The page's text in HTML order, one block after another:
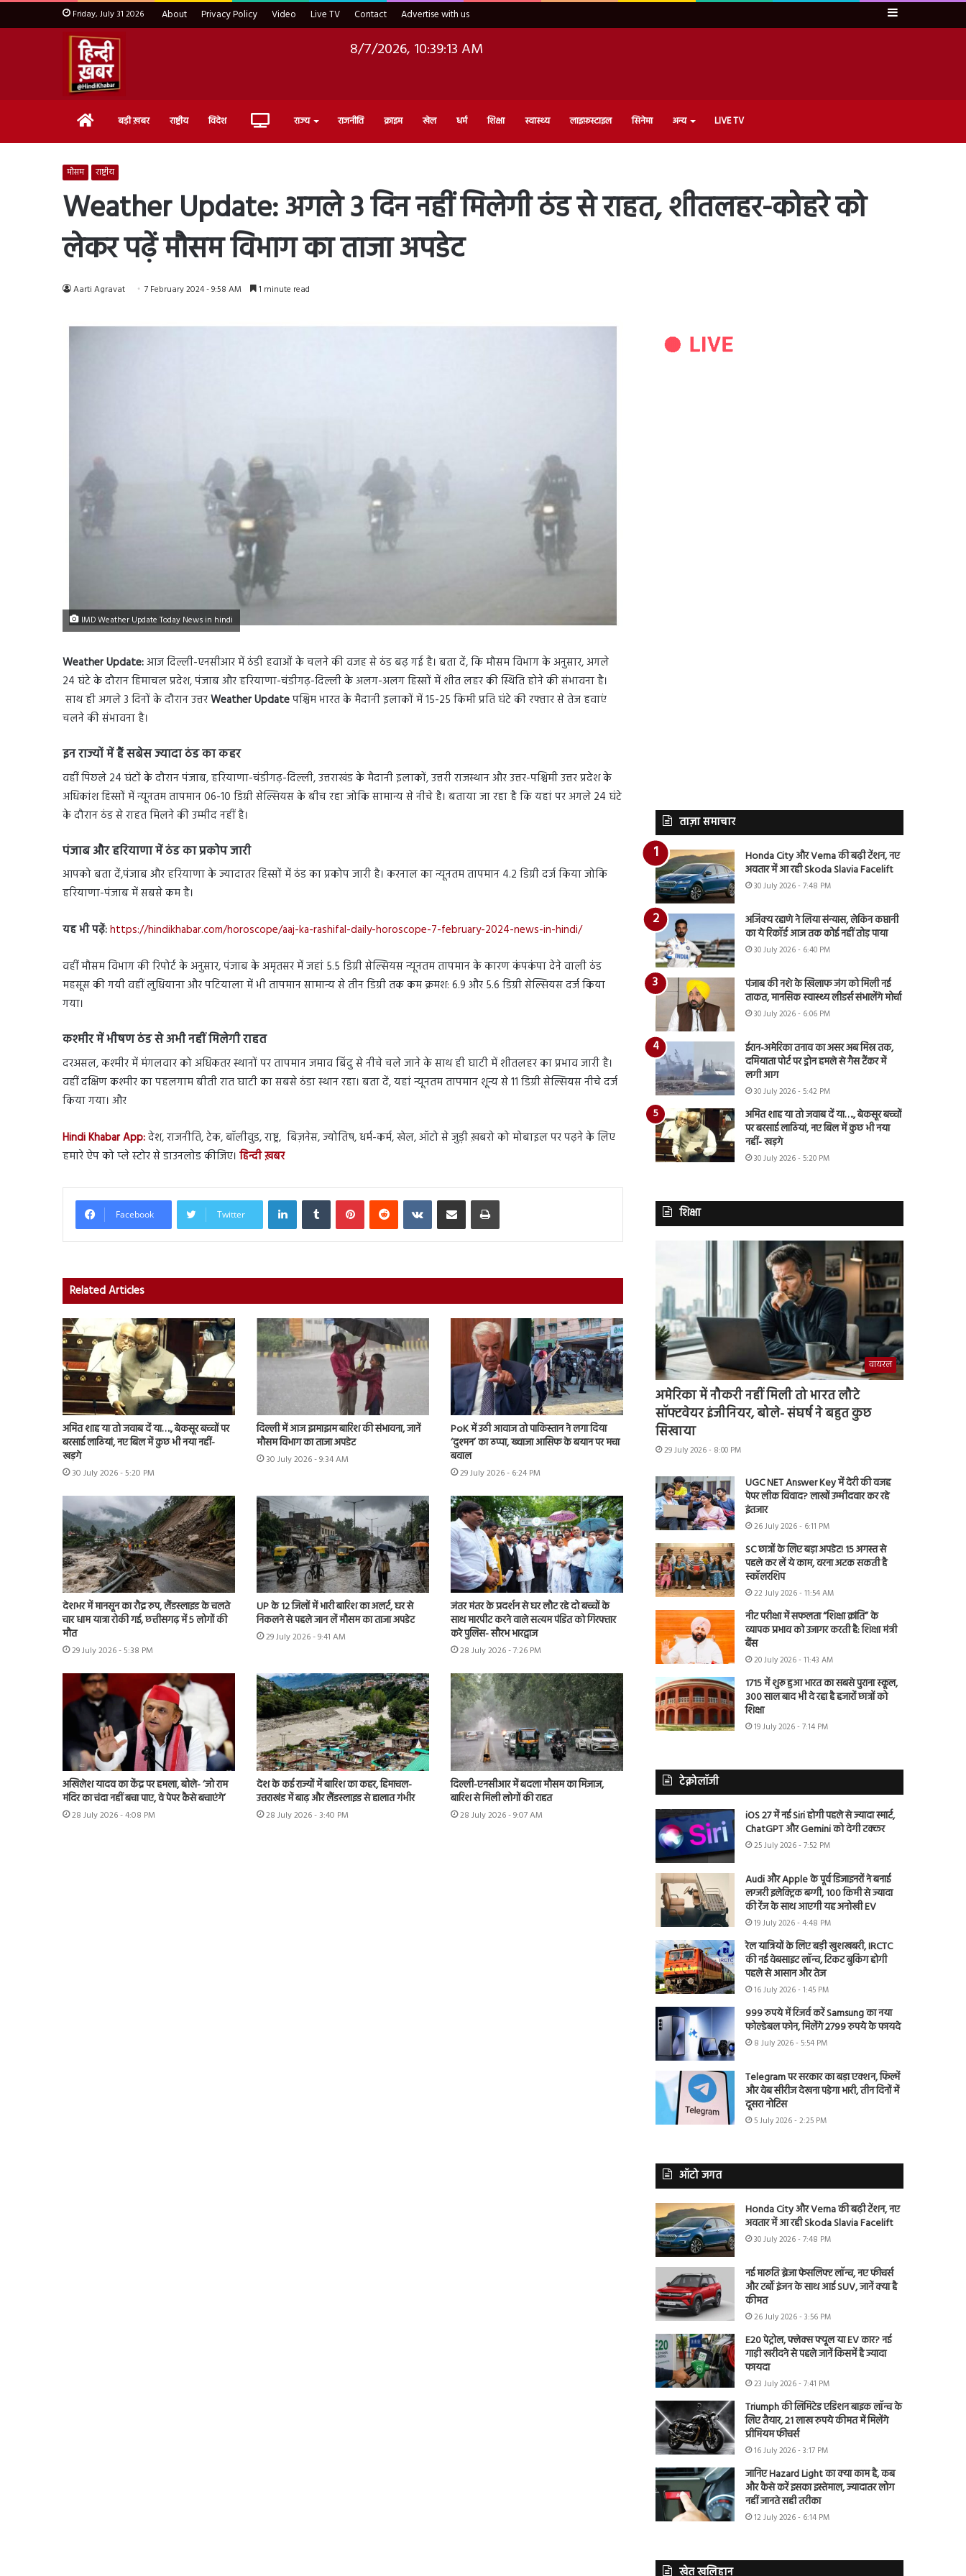
Friday, July 31 2026 About Privacy Policy Video Live TV Contact Advertise with us Sidebar
8/7/2026, 10:39:15 AM
Home बड़ी ख़बर राष्ट्रीय विदेश Live राज्य राजनीति क्राइम खेल धर्म शिक्षा स्वास्थ्य लाइफ़स्टाइल सिनेमा अन्य LIVE TV
मौसम राष्ट्रीय
Weather Update: अगले 3 दिन नहीं मिलेगी ठंड से राहत, शीतलहर-कोहरे को
लेकर पढ़ें मौसम विभाग का ताजा अपडेट
Aarti Agravat 7 February 2024 - 9:58 AM 1 minute read
IMD Weather Update Today News in hindi
Weather Update:आज दिल्ली-एनसीआर में ठंडी हवाओं के चलने की वजह से ठंड बढ़ गई है। बता दें, कि मौसम विभाग के अनुसार, अगले
24 घंटे के दौरान हिमाचल प्रदेश, पंजाब और हरियाणा-चंडीगढ़-दिल्ली के अलग-अलग हिस्सों में शीत लहर की स्थिति होने की संभावना है।
साथ ही अगले 3 दिनों के दौरान उत्तरWeather Updateपश्चिम भारत के मैदानी इलाकों में 15-25 किमी प्रति घंटे की रफ्तार से तेज हवाएं
चलने की संभावना है।
इन राज्यों में हैं सबेस ज्यादा ठंड का कहर
वहीं पिछले 24 घंटों के दौरान पंजाब, हरियाणा-चंडीगढ़-दिल्ली, उत्तराखंड के मैदानी इलाकों, उत्तरी राजस्थान और उत्तर-पश्चिमी उत्तर प्रदेश के
अधिकांश हिस्सों में न्यूनतम तापमान 06-10 डिग्री सेल्सियस के बीच रहा जोकि सामान्य से नीचे है। बताया जा रहा है कि यहां पर अगले 24 घंटे
के दौरान ठंड से राहत मिलने की उम्मीद नहीं है।
पंजाब और हरियाणा में ठंड का प्रकोप जारी
आपको बता दें,पंजाब और हरियाणा के ज्यादातर हिस्सों में ठंड का प्रकोप जारी है। करनाल का न्यूनतम तापमान 4.2 डिग्री दर्ज किया जोकि
हरियाणा-पंजाब में सबसे कम है।
यह भी पढ़ें:https://hindikhabar.com/horoscope/aaj-ka-rashifal-daily-horoscope-7-february-2024-news-in-hindi/
वहीं मौसम विभाग की रिपोर्ट के अनुसार, पंजाब के अमृतसर में जहां 5.5 डिग्री सेल्सियस न्यूनतम तापमान के कारण कंपकंपा देने वाली ठंड
महसूस की गयी वहीं लुधियाना और पटियाला में भी तापमान सामान्य से तीन डिग्री तक कम क्रमश: 6.9 और 5.6 डिग्री सेल्सियस दर्ज किया
गया।
कश्मीर में भीषण ठंड से अभी नहीं मिलेगी राहत
दरअसल, कश्मीर में मंगलवार को अधिकतर स्थानों पर तापमान जमाव बिंदु से नीचे चले जाने के साथ ही घाटी में शीतलहर का प्रभाव जारी है।
वहीं दक्षिण कश्मीर का पहलगाम बीती रात घाटी का सबसे ठंडा स्थान रहा। बता दें, यहां न्यूनतम तापमान शून्य से 11 डिग्री सेल्सियस नीचे दर्ज
किया गया। और
Hindi Khabar App:देश, राजनीति, टेक, बॉलीवुड, राष्ट्र, बिज़नेस, ज्योतिष, धर्म-कर्म, खेल, ऑटो से जुड़ी ख़बरो को मोबाइल पर पढ़ने के लिए
हमारे ऐप को प्ले स्टोर से डाउनलोड कीजिए। हिन्दी ख़बर
Facebook Twitter
LinkedInTumblr PinterestReddit VKontakteShare via Email Print
Related Articles
अमित शाह या तो जवाब दें या…., बेकसूर बच्चों पर
बरसाई लाठियां, नए बिल में कुछ भी नया नहीं-
खड़गे
30 July 2026 - 5:20 PM
दिल्ली में आज झमाझम बारिश की संभावना, जानें
मौसम विभाग का ताजा अपडेट
30 July 2026 - 9:34 AM
PoK में उठी आवाज तो पाकिस्तान ने लगा दिया
‘दुश्मन’ का ठप्पा, ख्वाजा आसिफ के बयान पर मचा
बवाल
29 July 2026 - 6:24 PM
देशभर में मानसून का रौद्र रुप, लैंडस्लाइड के चलते
चार धाम यात्रा रोकी गई, छत्तीसगढ़ में 5 लोगों की
मौत
29 July 2026 - 5:38 PM
UP के 12 जिलों में भारी बारिश का अलर्ट, घर से
निकलने से पहले जान लें मौसम का ताजा अपडेट
29 July 2026 - 9:41 AM
जंतर मंतर के प्रदर्शन से घर लौट रहे दो बच्चों के
साथ मारपीट करने वाले सत्यम पंडित को गिरफ्तार
करे पुलिस- सौरभ भारद्वाज
28 July 2026 - 7:26 PM
अखिलेश यादव का केंद्र पर हमला, बोले- ‘जो राम
मंदिर का चंदा नहीं बचा पाए, वे पेपर कैसे बचाएंगे’
28 July 2026 - 4:08 PM
देश के कई राज्यों में बारिश का कहर, हिमाचल-
उत्तराखंड में बाढ़ और लैंडस्लाइड से हालात गंभीर
28 July 2026 - 3:40 PM
दिल्ली-एनसीआर में बदला मौसम का मिजाज,
बारिश से मिली लोगों की राहत
28 July 2026 - 9:07 AM
ताज़ा समाचार
Honda City और Verna की बढ़ी टेंशन, नए
अवतार में आ रही Skoda Slavia Facelift
30 July 2026 - 7:48 PM
अजिंक्य रहाणे ने लिया संन्यास, लेकिन कप्तानी
का ये रिकॉर्ड आज तक कोई नहीं तोड़ पाया
30 July 2026 - 6:40 PM
पंजाब की नशे के खिलाफ जंग को मिली नई
ताकत, मानसिक स्वास्थ्य लीडर्स संभालेंगे मोर्चा
30 July 2026 - 6:06 PM
ईरान-अमेरिका तनाव का असर अब मिस्र तक,
दमियाता पोर्ट पर ड्रोन हमले से गैस टैंकर में
लगी आग
30 July 2026 - 5:42 PM
अमित शाह या तो जवाब दें या…., बेकसूर बच्चों
पर बरसाई लाठियां, नए बिल में कुछ भी नया
नहीं- खड़गे
30 July 2026 - 5:20 PM
शिक्षा
वायरल
अमेरिका में नौकरी नहीं मिली तो भारत लौटे
सॉफ्टवेयर इंजीनियर, बोले- संघर्ष ने बहुत कुछ
सिखाया
29 July 2026 - 8:00 PM
UGC NET Answer Key में देरी की वजह
पेपर लीक विवाद? लाखों उम्मीदवार कर रहे
इंतजार
26 July 2026 - 6:11 PM
SC छात्रों के लिए बड़ा अपडेट! 15 अगस्त से
पहले कर लें ये काम, वरना अटक सकती है
स्कॉलरशिप
22 July 2026 - 11:54 AM
नीट परीक्षा में सफलता “शिक्षा क्रांति” के
व्यापक प्रभाव को उजागर करती है: शिक्षा मंत्री
बैंस
20 July 2026 - 11:43 AM
1715 में शुरू हुआ भारत का सबसे पुराना स्कूल,
300 साल बाद भी दे रहा है हजारों छात्रों को
शिक्षा
19 July 2026 - 7:14 PM
टेक्नोलॉजी
iOS 27 में नई Siri होगी पहले से ज्यादा स्मार्ट,
ChatGPT और Gemini को देगी टक्कर
25 July 2026 - 7:52 PM
Audi और Apple के पूर्व डिजाइनरों ने बनाई
लग्जरी इलेक्ट्रिक बग्गी, 100 किमी से ज्यादा
की रेंज के साथ आएगी यह अनोखी EV
19 July 2026 - 4:48 PM
रेल यात्रियों के लिए बड़ी खुशखबरी, IRCTC
की नई वेबसाइट लॉन्च, टिकट बुकिंग होगी
पहले से आसान और तेज
16 July 2026 - 1:45 PM
999 रुपये में रिजर्व करें Samsung का नया
फोल्डेबल फोन, मिलेंगे 2799 रुपये के फायदे
8 July 2026 - 5:54 PM
Telegram पर सरकार का बड़ा एक्शन, फिल्में
और वेब सीरीज देखना पड़ेगा भारी, तीन दिनों में
दूसरा नोटिस
5 July 2026 - 2:25 PM
ऑटो जगत
Honda City और Verna की बढ़ी टेंशन, नए
अवतार में आ रही Skoda Slavia Facelift
30 July 2026 - 7:48 PM
नई मारुति ब्रेजा फेसलिफ्ट लॉन्च, नए फीचर्स
और टर्बो इंजन के साथ आई SUV, जानें क्या है
कीमत
26 July 2026 - 3:56 PM
E20 पेट्रोल, फ्लेक्स फ्यूल या EV कार? नई
गाड़ी खरीदने से पहले जानें किसमें है ज्यादा
फायदा
23 July 2026 - 7:41 PM
Triumph की लिमिटेड एडिशन बाइक लॉन्च के
लिए तैयार, 21 लाख रुपये कीमत में मिलेंगे
प्रीमियम फीचर्स
16 July 2026 - 3:17 PM
जानिए Hazard Light का क्या काम है, कब
और कैसे करें इसका इस्तेमाल, ज्यादातर लोग
नहीं जानते सही तरीका
12 July 2026 - 6:14 PM